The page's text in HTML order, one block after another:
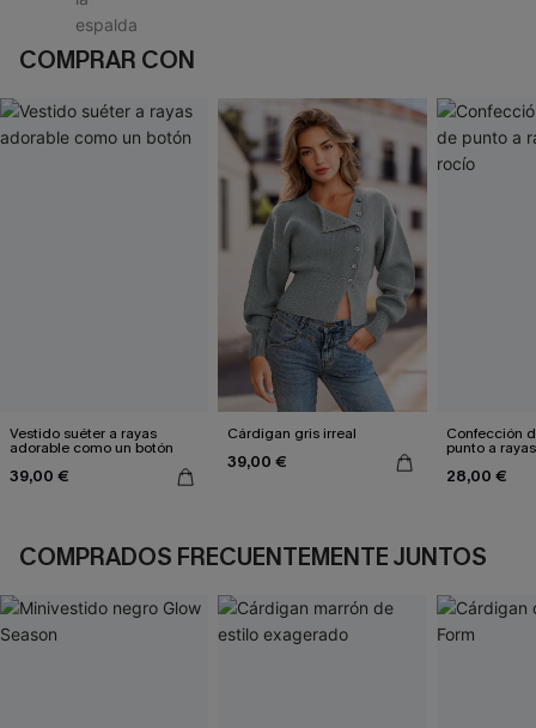
COMPRAR CON
Vestido suéter a rayas
adorable como un botón
39,00 €
Cárdigan gris irreal
39,00 €
Confección
punto a
28,00 €
COMPRADOS FRECUENTEMENTE JUNTOS